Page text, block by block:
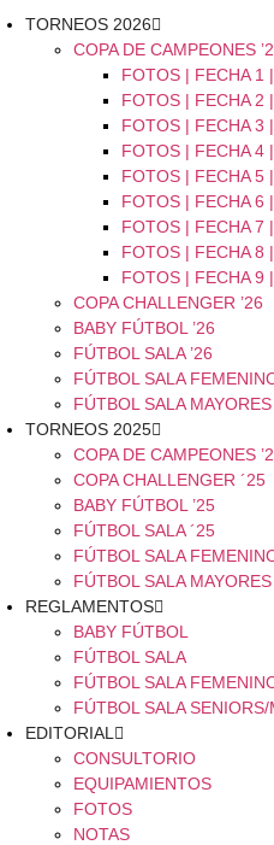
TORNEOS 2026
COPA DE CAMPEONES
FOTOS | FECHA 1
FOTOS | FECHA 2
FOTOS | FECHA 3
FOTOS | FECHA 4
FOTOS | FECHA 5
FOTOS | FECHA 6
FOTOS | FECHA 7
FOTOS | FECHA 8
FOTOS | FECHA 9
COPA CHALLENGER ’26
BABY FÚTBOL ’26
FÚTBOL SALA ’26
FÚTBOL SALA
FÚTBOL SALA MAYORES
TORNEOS 2025
COPA DE CAMPEONES
COPA CHALLENGER ´25
BABY FÚTBOL ’25
FÚTBOL SALA ´25
FÚTBOL SALA
FÚTBOL SALA MAYORES
REGLAMENTOS
BABY FÚTBOL
FÚTBOL SALA
FÚTBOL SALA
FÚTBOL SALA SENIORS/
EDITORIAL
CONSULTORIO
EQUIPAMIENTOS
FOTOS
NOTAS